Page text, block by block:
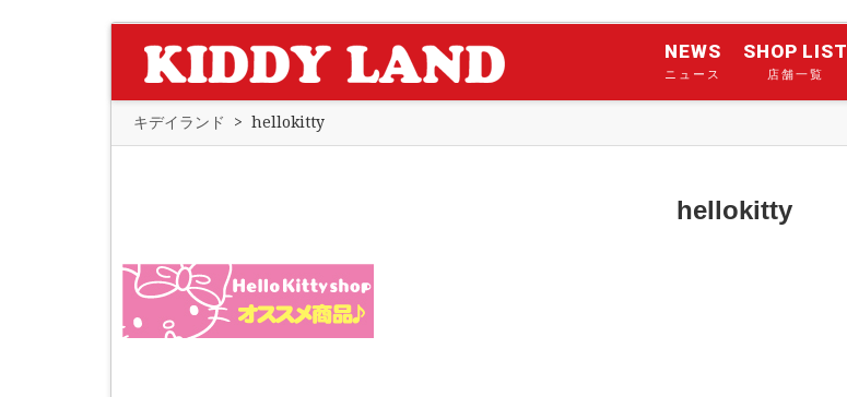
NEWS
ニュース
SHOP LIST
店舗一覧
キデイランド > hellokitty
hellokitty